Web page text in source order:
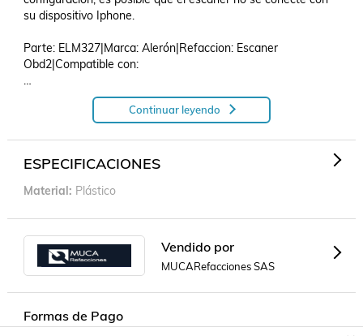
su dispositivo Iphone.
Parte: ELM327|Marca: Alerón|Refaccion: Escaner
Obd2|Compatible con:
Escaner OBD2 ELM327 Para Bmw 1800Ti 1966 - 1966
Continuar leyendo
ESPECIFICACIONES
Material Plástico
Vendido por
MUCARefacciones SAS
Formas de Pago